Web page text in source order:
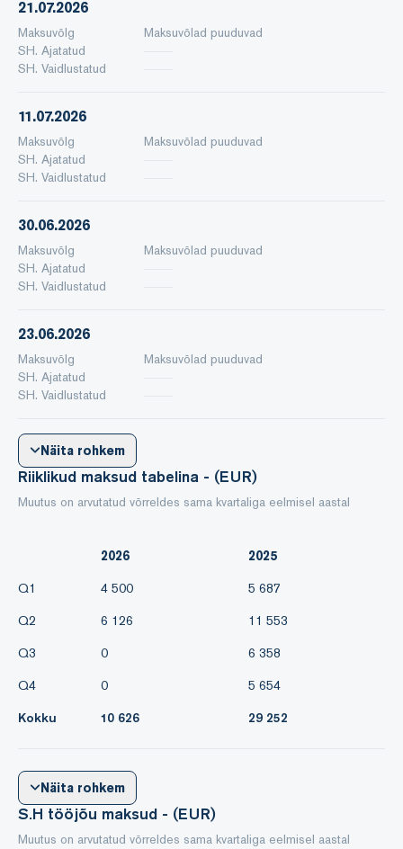
21.07.2026
Maksuvõlg
Maksuvõlad puuduvad
SH. Ajatatud
SH. Vaidlustatud
11.07.2026
Maksuvõlg
Maksuvõlad puuduvad
SH. Ajatatud
SH. Vaidlustatud
30.06.2026
Maksuvõlg
Maksuvõlad puuduvad
SH. Ajatatud
SH. Vaidlustatud
23.06.2026
Maksuvõlg
Maksuvõlad puuduvad
SH. Ajatatud
SH. Vaidlustatud
Näita rohkem
Riiklikud maksud tabelina - (EUR)
Muutus on arvutatud võrreldes sama kvartaliga eelmisel aastal
2026
2025
Q1
4 500
5 687
Q2
6 126
11 553
Q3
0
6 358
Q4
0
5 654
Kokku
10 626 29 252
Näita rohkem
S.H tööjõu maksud - (EUR)
Muutus on arvutatud võrreldes sama kvartaliga eelmisel aastal